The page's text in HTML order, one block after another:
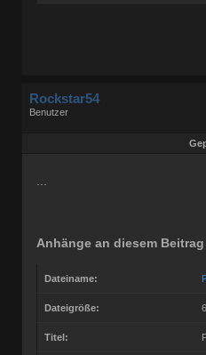
Rockstar54
Benutzer
Anhänge an diesem Beitrag
Dateiname:
Dateigröße:
Titel: